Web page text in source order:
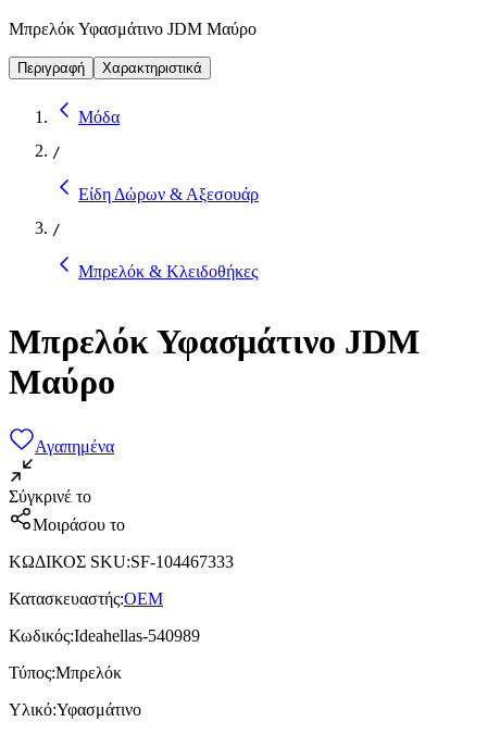
Μπρελόκ Υφασμάτινο JDM Μαύρο
Περιγραφή Χαρακτηριστικά
Μόδα
/
Είδη Δώρων & Αξεσουάρ
/
Μπρελόκ & Κλειδοθήκες
Μπρελόκ Υφασμάτινο JDM
Μαύρο
Αγαπημένα
Σύγκρινέ το
Μοιράσου το
ΚΩΔΙΚΟΣ SKU:SF-104467333
Κατασκευαστής:OEM
Κωδικός:Ideahellas-540989
Τύπος:Μπρελόκ
Υλικό:Υφασμάτινο